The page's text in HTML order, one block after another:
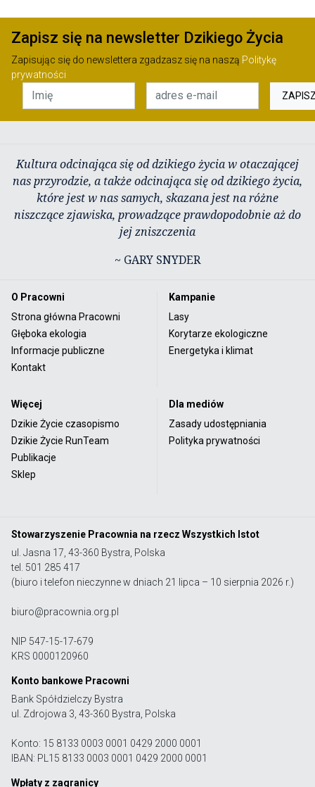
Zapisz się na newsletter Dzikiego Życia
Zapisując się do newslettera zgadzasz się na naszą Politykę
prywatności
Kultura odcinająca się od dzikiego życia w otaczającej
nas przyrodzie, a także odcinająca się od dzikiego życia,
które jest w nas samych, skazana jest na różne
niszczące zjawiska, prowadzące prawdopodobnie aż do
jej zniszczenia
~ GARY SNYDER
O Pracowni
Strona główna Pracowni
Głęboka ekologia
Informacje publiczne
Kontakt
Kampanie
Lasy
Korytarze ekologiczne
Energetyka i klimat
Więcej
Dzikie Życie czasopismo
Dzikie Życie RunTeam
Publikacje
Sklep
Dla mediów
Zasady udostępniania
Polityka prywatności
Stowarzyszenie Pracownia na rzecz Wszystkich Istot
ul. Jasna 17, 43-360 Bystra, Polska
tel. 501 285 417
(biuro i telefon nieczynne w dniach 21 lipca – 10 sierpnia 2026 r.)
biuro@pracownia.org.pl
NIP 547-15-17-679
KRS 0000120960
Konto bankowe Pracowni
Bank Spółdzielczy Bystra
ul. Zdrojowa 3, 43-360 Bystra, Polska
Konto: 15 8133 0003 0001 0429 2000 0001
IBAN: PL15 8133 0003 0001 0429 2000 0001
Wpłaty z zagranicy